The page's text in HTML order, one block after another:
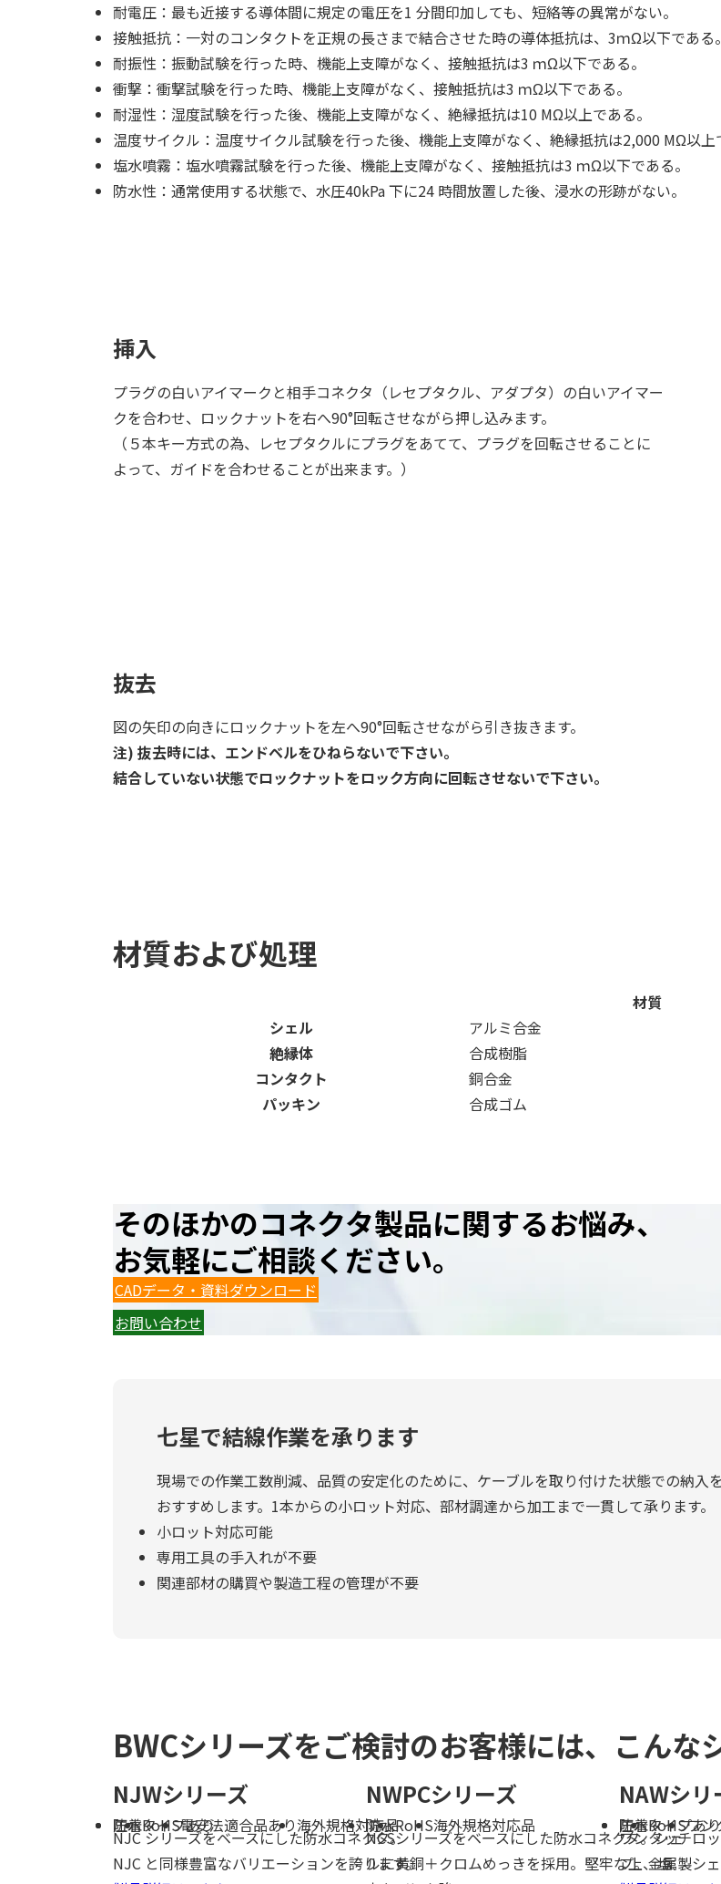
耐電圧：最も近接する導体間に規定の電圧を1 分間印加しても、短絡等の異常がない。
接触抵抗：一対のコンタクトを正規の長さまで結合させた時の導体抵抗は、3ｍΩ以下である。
耐振性：振動試験を行った時、機能上支障がなく、接触抵抗は3 ｍΩ以下である。
衝撃：衝撃試験を行った時、機能上支障がなく、接触抵抗は3 ｍΩ以下である。
耐湿性：湿度試験を行った後、機能上支障がなく、絶縁抵抗は10 MΩ以上である。
温度サイクル：温度サイクル試験を行った後、機能上支障がなく、絶縁抵抗は2,000 MΩ以上
塩水噴霧：塩水噴霧試験を行った後、機能上支障がなく、接触抵抗は3 ｍΩ以下である。
防水性：通常使用する状態で、水圧40kPa 下に24 時間放置した後、浸水の形跡がない。
挿入
プラグの白いアイマークと相手コネクタ（レセプタクル、アダプタ）の白いアイマー
クを合わせ、ロックナットを右へ90°回転させながら押し込みます。
（５本キー方式の為、レセプタクルにプラグをあてて、プラグを回転させることに
よって、ガイドを合わせることが出来ます。）
抜去
図の矢印の向きにロックナットを左へ90°回転させながら引き抜きます。
注) 抜去時には、エンドベルをひねらないで下さい。
結合していない状態でロックナットをロック方向に回転させないで下さい。
材質および処理
材質
シェル
アルミ合金
絶縁体
合成樹脂
コンタクト
銅合金
パッキン
合成ゴム
そのほかのコネクタ製品に関するお悩み、
お気軽にご相談ください。
CADデータ・資料ダウンロード
お問い合わせ
七星で結線作業を承ります
現場での作業工数削減、品質の安定化のために、ケーブルを取り付けた状態での納入を
おすすめします。1本からの小ロット対応、部材調達から加工まで一貫して承ります。
小ロット対応可能
専用工具の手入れが不要
関連部材の購買や製造工程の管理が不要
BWCシリーズをご検討のお客様には、こんな
NJWシリーズ
防水RoHS電安法適合品あり海外規格対応品
圧着タイプあり
NJC シリーズをベースにした防水コネクタ。
NJC と同様豊富なバリエーションを誇ります。
NWPCシリーズ
防水RoHS海外規格対応品
NCSシリーズをベースにした防水コネクタ。シェ
ルに黄銅＋クロムめっきを採用。堅牢な上、塩
NAWシリ
防水RoHSワン
圧着タイプあり
ワンタッチロ
プ。金属製シ